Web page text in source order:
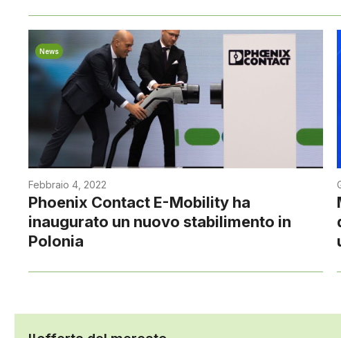
News
Febbraio 4, 2022
Phoenix Contact E-Mobility ha
inaugurato un nuovo stabilimento in
Polonia